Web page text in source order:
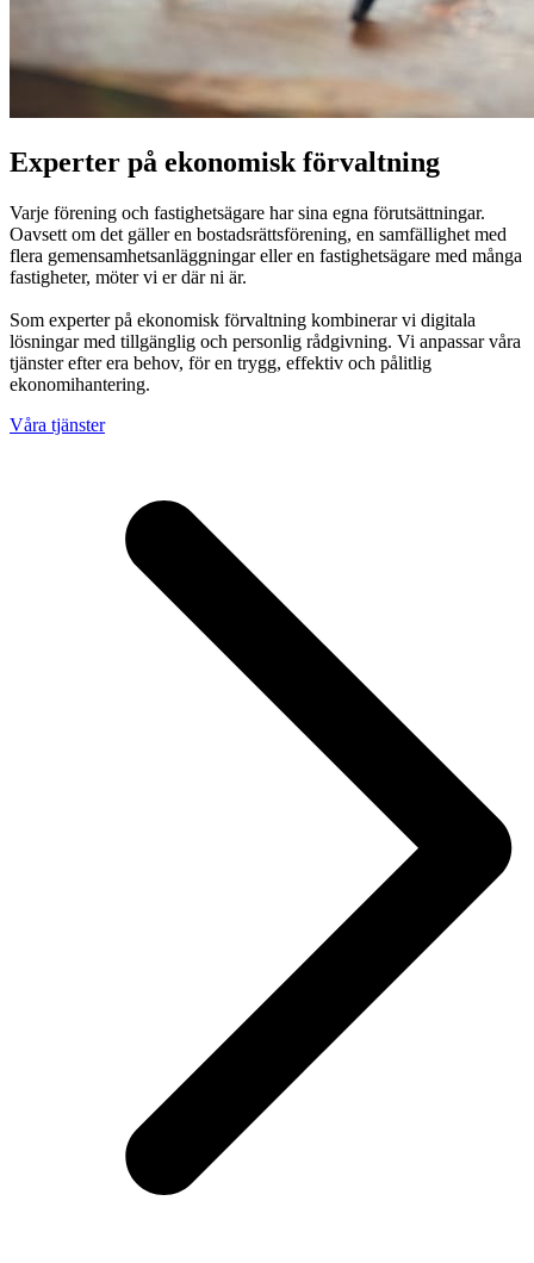
Experter på ekonomisk förvaltning
Varje förening och fastighetsägare har sina egna förutsättningar.
Oavsett om det gäller en bostadsrättsförening, en samfällighet med
flera gemensamhetsanläggningar eller en fastighetsägare med många
fastigheter, möter vi er där ni är.
Som experter på ekonomisk förvaltning kombinerar vi digitala
lösningar med tillgänglig och personlig rådgivning. Vi anpassar våra
tjänster efter era behov, för en trygg, effektiv och pålitlig
ekonomihantering.
Våra tjänster